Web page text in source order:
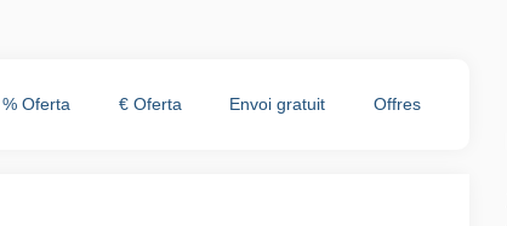
% Oferta € Oferta Envoi gratuit Offres